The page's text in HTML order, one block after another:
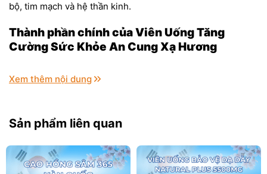
bộ, tim mạch và hệ thần kinh.
Thành phần chính của Viên Uống Tăng
Cường Sức Khỏe An Cung Xạ Hương
Xem thêm nội dung
Sản phẩm liên quan